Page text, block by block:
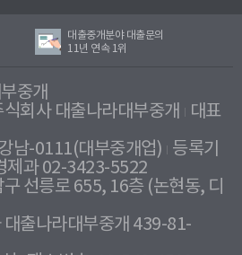
대출중개분야 대출문의
11년 연속 1위
중개
회사 대출나라대부중개
대표
남-0111(대부중개업) 등록기
제과 02-3423-5522
선릉로 655, 16층 (논현동, 디
대출나라대부중개 439-81-